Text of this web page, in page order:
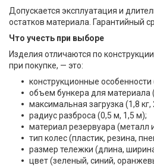
Ящик для песка, пескосоляной
смеси и противогололедных
реагентов
Распродажа остатков
Капиллярный контроль
Замки велосипедные
троссовые
Добавки для ускорения
твердения бетона
Допускается эксплуатация и
остатков материала. Гарантийный
Что учесть при выборе
Изделия отличаются по
при покупке, — это:
конструкционные
объем бункера для материала
максимальная загрузка (1,8 кг,
радиус разброса (0,5 м, 1,5 м);
материал резервуара (металл
тип колес (пластик, резина,
размер тележки (длина,
цвет (зеленый, синий,